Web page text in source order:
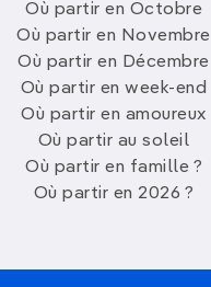
Où partir en Octobre
Où partir en Novembre
Où partir en Décembre
Où partir en week-end
Où partir en amoureux
Où partir au soleil
Où partir en famille ?
Où partir en 2026 ?